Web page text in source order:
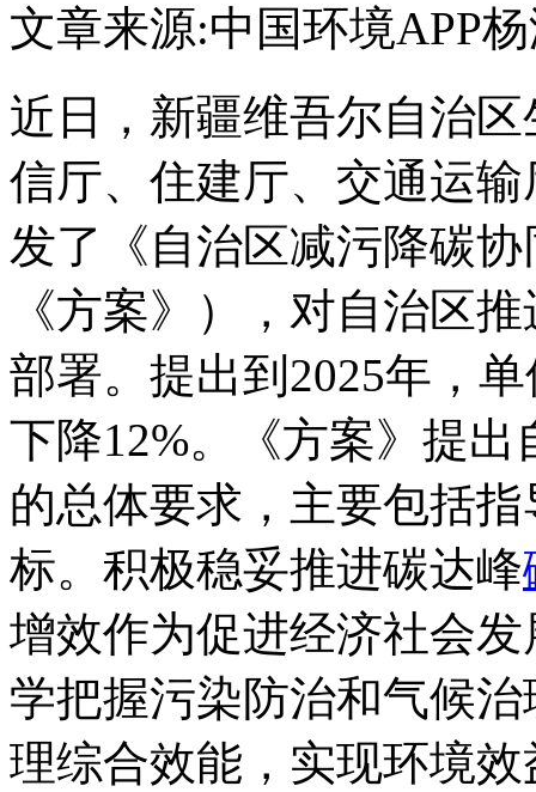
文章来源:中国环境APP
近日，新疆维吾尔自治
信厅、住建厅、交通运
发了《自治区减污降碳
《方案》），对自治区
部署。提出到2025年，
下降12%。《方案》提
的总体要求，主要包括
标。积极稳妥推进碳达峰
增效作为促进经济社会发
学把握污染防治和气候
理综合效能，实现环境